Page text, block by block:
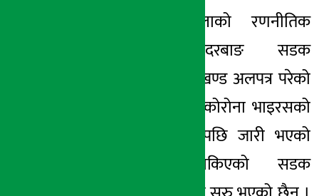
म्याग्दी । जिल्लाको रणनीतिक
महत्वको बेनी–दरबाङ सडक
आयोजनाको तेस्रो खण्ड अलपत्र परेको
छ । गत वैशाखमा कोरोना भाइरसको
दोस्रो लहर फैलिएपछि जारी भएको
निषेधाज्ञापछि रोकिएको सडक